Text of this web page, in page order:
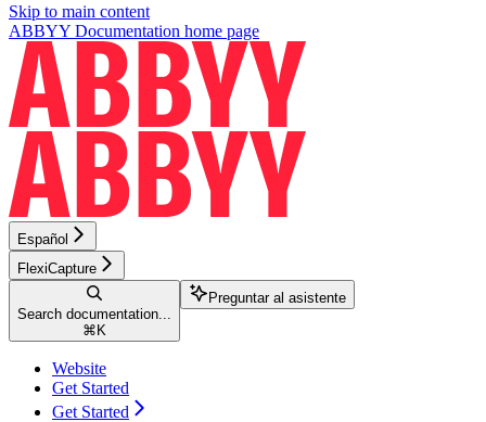
Skip to main content
ABBYY Documentation home page
Español
FlexiCapture
Search documentation...
⌘ K
Preguntar al asistente
Website
Get Started
Get Started